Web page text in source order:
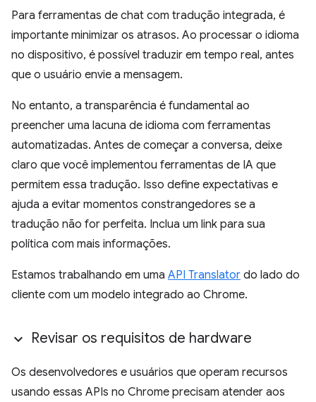
Para ferramentas de chat com tradução integrada, é
importante minimizar os atrasos. Ao processar o idioma
no dispositivo, é possível traduzir em tempo real, antes
que o usuário envie a mensagem.
No entanto, a transparência é fundamental ao
preencher uma lacuna de idioma com ferramentas
automatizadas. Antes de começar a conversa, deixe
claro que você implementou ferramentas de IA que
permitem essa tradução. Isso define expectativas e
ajuda a evitar momentos constrangedores se a
tradução não for perfeita. Inclua um link para sua
política com mais informações.
Estamos trabalhando em uma API Translator do lado do
cliente com um modelo integrado ao Chrome.
Revisar os requisitos de hardware
Os desenvolvedores e usuários que operam recursos
usando essas APIs no Chrome precisam atender aos